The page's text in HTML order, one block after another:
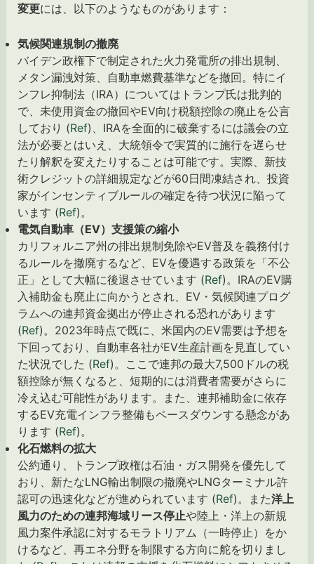
変更には、以下のようなものがあります：
気候関連規制の撤廃
バイデン政権下で制定された火力発電所の排出規制、
メタン漏洩対策、自動車燃費基準などを撤回。特にイ
ンフレ抑制法（IRA）についてはトランプ氏は批判的
で、未使用資金の撤回やEV向け税額控除の廃止を公言
しており (Ref)、IRAを全面的に破棄するには議会の立
法が必要とはいえ、大統領令で実質的に施行を遅らせ
たり解釈を変えたりすることは可能です。実際、新技
術クレジットの詳細規定などが60日間凍結され、投資
家がインセンティブルールの確定を待つ状況に陥って
います (Ref)。
電気自動車（EV）支援策の縮小
カリフォルニア州の排出規制免除やEV普及を義務付け
るルールを撤廃するなど、EVを優遇する政策を「不公
正」として大幅に後退させています (Ref)。IRAのEV購
入補助金も廃止に向かうとされ、EV・気候関連プログ
ラムへの連邦資金拠出が停止される恐れがあります
(Ref)。2023年時点で既に、米国内のEV需要は予想を
下回っており、自動車各社がEV生産計画を見直してい
た状況でした (Ref)。ここで連邦の最大7,500ドルの税
額控除が無くなると、短期的には消費者需要がさらに
冷え込む可能性があります。また、連邦補助金に依存
するEV充電インフラ整備もペースダウンする懸念があ
ります (Ref)。
化石燃料の拡大
公約通り、トランプ政権は石油・ガス開発を優先して
おり、新たなLNG輸出制限の撤廃やLNGターミナル許
認可の迅速化などが進められています (Ref)。また洋上
風力のための連邦海域リース停止や陸上・洋上の新規
風力案件承認に対するモラトリアム（一時停止）をか
けるなど、再エネ分野を制限する方向に舵を切りまし